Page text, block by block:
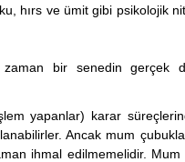
hırs ve ümit gibi psikolojik
bir senedin gerçek
yapanlar) karar
Ancak mum
ihmal edilmemelidir.